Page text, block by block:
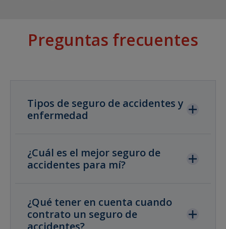
Preguntas frecuentes
Tipos de seguro de accidentes y
enfermedad
¿Cuál es el mejor seguro de
accidentes para mí?
¿Qué tener en cuenta cuando
contrato un seguro de
accidentes?